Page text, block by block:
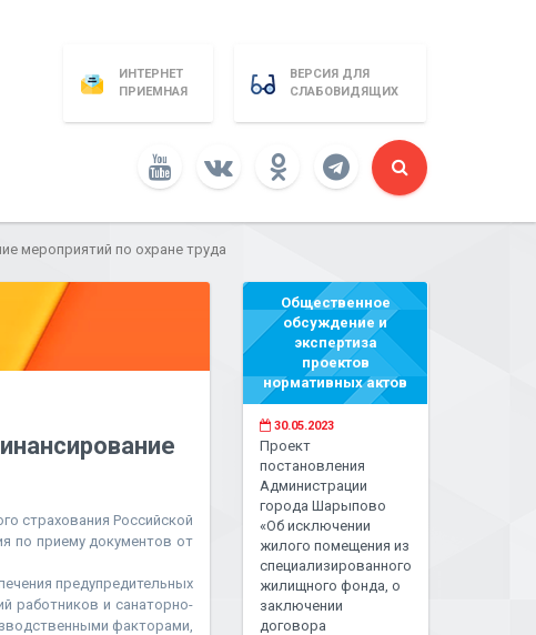
ИНТЕРНЕТ
ПРИЕМНАЯ
ВЕРСИЯ ДЛЯ
СЛАБОВИДЯЩИХ
мероприятий по охране труда
страхования Российской
по приему документов от
предупредительных
работников и санаторно-
факторами,
Общественное
обсуждение и
экспертиза
проектов
нормативных актов
30.05.2023
Проект
постановления
Администрации
города Шарыпово
«Об исключении
жилого помещения из
специализированного
жилищного фонда, о
заключении
договора